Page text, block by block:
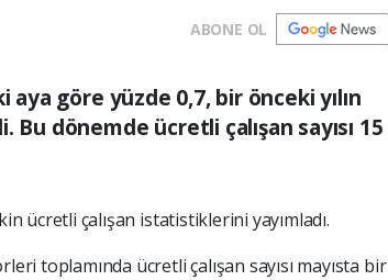
ABONE OL
aya göre yüzde 0,7, bir önceki yılın
Bu dönemde ücretli çalışan sayısı 15
ücretli çalışan istatistiklerini yayımladı.
toplamında ücretli çalışan sayısı mayısta bir